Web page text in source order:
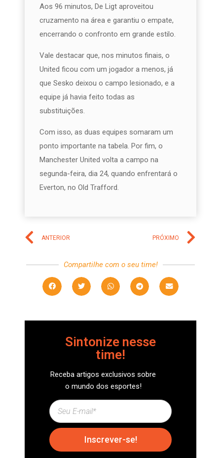
Aos 96 minutos, De Ligt aproveitou
cruzamento na área e garantiu o empate,
encerrando o confronto em grande estilo.
Vale destacar que, nos minutos finais, o
United ficou com um jogador a menos, já
que Sesko deixou o campo lesionado, e a
equipe já havia feito todas as
substituições.
Com isso, as duas equipes somaram um
ponto importante na tabela. Por fim, o
Manchester United volta a campo na
segunda-feira, dia 24, quando enfrentará o
Everton, no Old Trafford.
ANTERIOR PRÓXIMO
Compartilhe com o seu time!
Sintonize nesse
time!
Receba artigos exclusivos sobre
o mundo dos esportes!
Inscrever-se!